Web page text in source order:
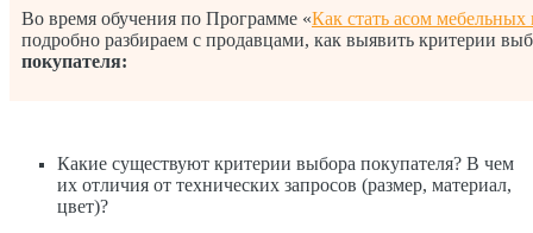
Во время обучения по Программе «Как стать асом
подробно разбираем с продавцами, как выявить критерии
покупателя:
Какие существуют критерии выбора покупателя? В чем
их отличия от технических запросов (размер, материал,
цвет)?